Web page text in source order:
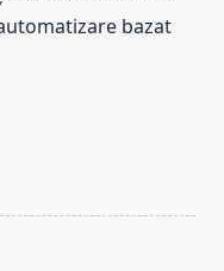
bazat